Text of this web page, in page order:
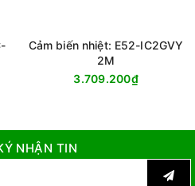
Cảm biến nhiệt: E52-IC2GVY
2M
3.709.200₫
NHẬN TIN